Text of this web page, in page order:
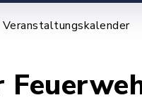
Veranstaltungskalender